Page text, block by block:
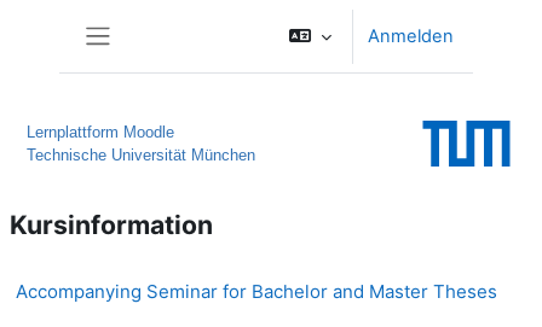
Anmelden
Lernplattform Moodle
Technische Universität München
Kursinformation
Accompanying Seminar for Bachelor and Master Theses